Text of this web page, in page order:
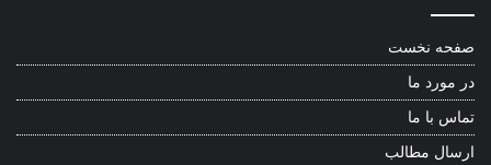
صفحه نخست
در مورد ما
تماس با ما
ارسال مطالب